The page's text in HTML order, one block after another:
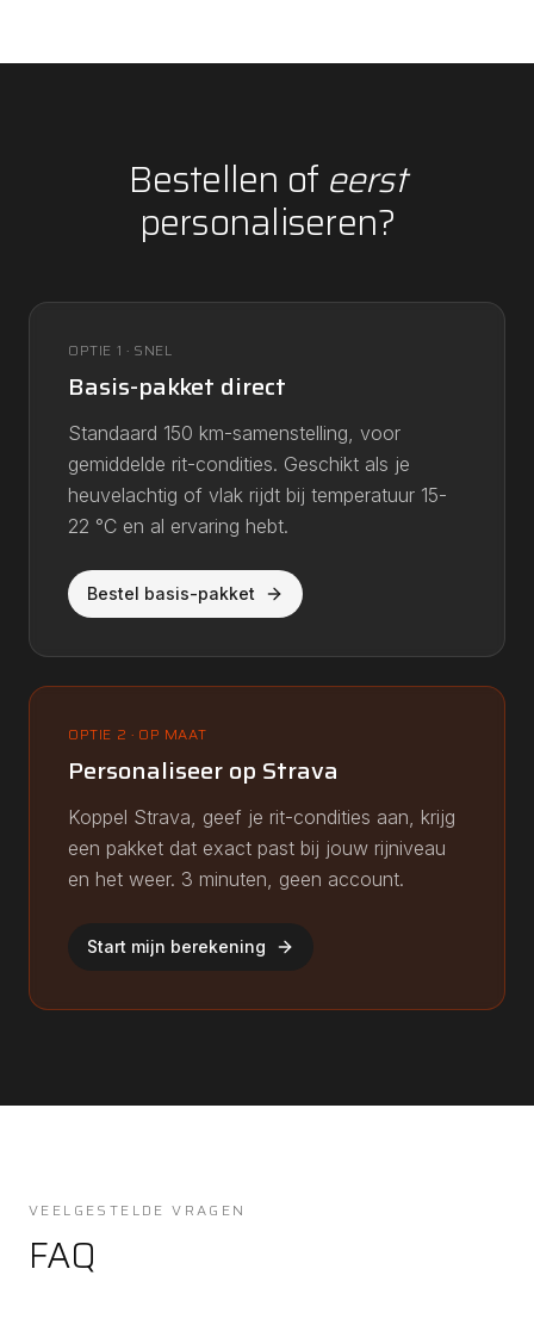
Bestellen of eerst
personaliseren?
OPTIE 1 · SNEL
Basis-pakket direct
Standaard 150 km-samenstelling, voor
gemiddelde rit-condities. Geschikt als je
heuvelachtig of vlak rijdt bij temperatuur 15-
22 °C en al ervaring hebt.
Bestel basis-pakket
OPTIE 2 · OP MAAT
Personaliseer op Strava
Koppel Strava, geef je rit-condities aan, krijg
een pakket dat exact past bij jouw rijniveau
en het weer. 3 minuten, geen account.
Start mijn berekening
VEELGESTELDE VRAGEN
FAQ